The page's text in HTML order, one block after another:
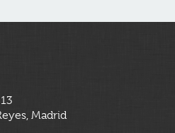
Madrid